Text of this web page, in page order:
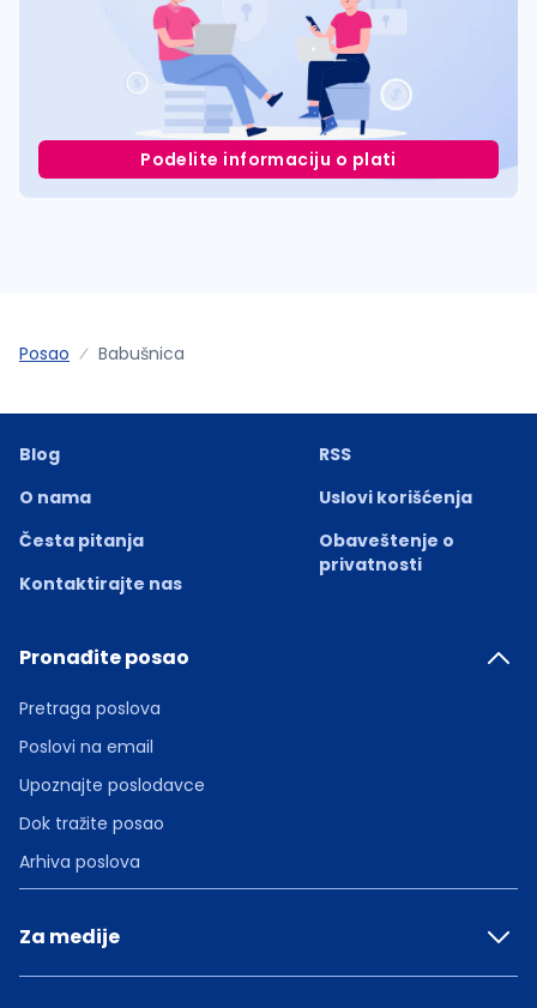
Podelite informaciju o plati
Posao Babušnica
Blog
O nama
Česta pitanja
Kontaktirajte nas
RSS
Uslovi korišćenja
Obaveštenje o
privatnosti
Pronađite posao
Pretraga poslova
Poslovi na email
Upoznajte poslodavce
Dok tražite posao
Arhiva poslova
Za medije